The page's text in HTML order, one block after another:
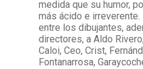
medida que su humor,
más ácido e
entre los dibujantes,
directores, a Aldo
Caloi, Ceo, Crist,
Fontanarrosa,